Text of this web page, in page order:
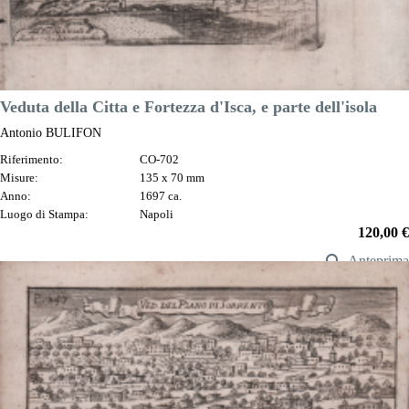
Veduta della Citta e Fortezza d'Isca, e parte dell'isola
Antonio BULIFON
Riferimento:
CO-702
Misure:
135 x 70 mm
Anno:
1697 ca.
Luogo di Stampa:
Napoli
Prezzo
120,00 €
Anteprima
DESCRIZIONE